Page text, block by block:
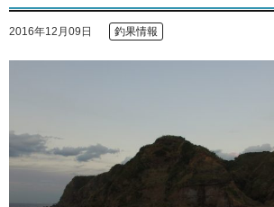
2016年12月09日 釣果情報